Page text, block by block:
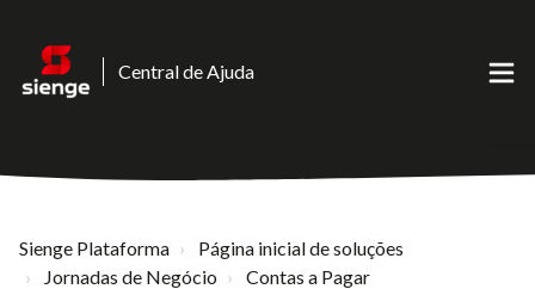
Central de Ajuda
Sienge Plataforma
Página inicial de soluções
Jornadas de Negócio
Contas a Pagar